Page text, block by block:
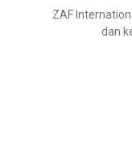
ZAF
dan